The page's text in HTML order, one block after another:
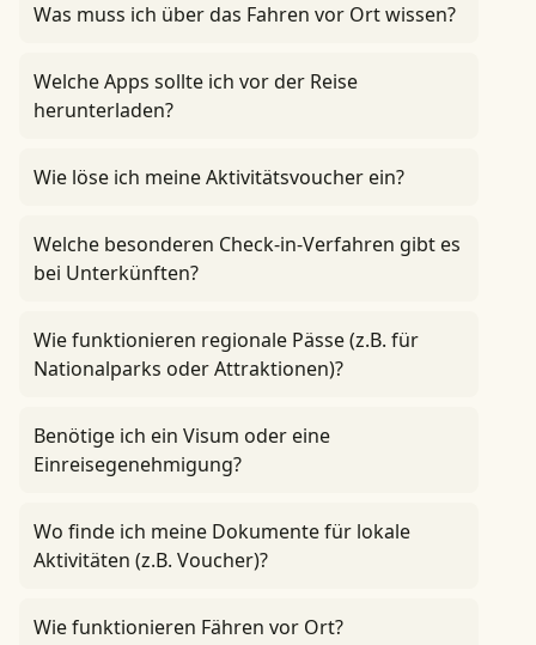
Was muss ich über das Fahren vor Ort wissen?
Welche Apps sollte ich vor der Reise
herunterladen?
Wie löse ich meine Aktivitätsvoucher ein?
Welche besonderen Check-in-Verfahren gibt es
bei Unterkünften?
Wie funktionieren regionale Pässe (z.B. für
Nationalparks oder Attraktionen)?
Benötige ich ein Visum oder eine
Einreisegenehmigung?
Wo finde ich meine Dokumente für lokale
Aktivitäten (z.B. Voucher)?
Wie funktionieren Fähren vor Ort?